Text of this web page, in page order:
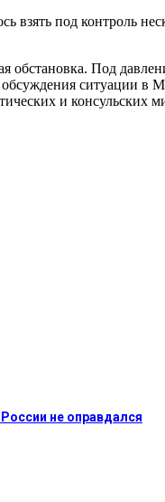
под контроль
Под
ситуации
и консульских
не оправдался